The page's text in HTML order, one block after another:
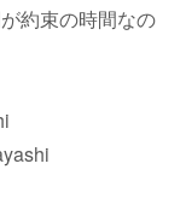
約束の時間なの